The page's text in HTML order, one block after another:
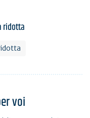
ridotta
voi